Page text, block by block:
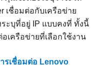
เชื่อมต่อกับเครือข่าย
ะบุที่อยู่ IP แบบคงที่ ทั้งนี้
เครือข่ายที่เลือกใช้งาน
รเชื่อมต่อ Lenovo